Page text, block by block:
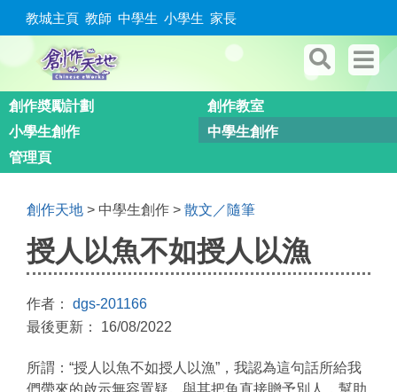
教城主頁 教師 中學生 小學生 家長
創作奬勵計劃
創作教室
小學生創作
中學生創作
管理頁
創作天地 > 中學生創作 > 散文／隨筆
授人以魚不如授人以漁
作者： dgs-201166
最後更新： 16/08/2022
所謂：“授人以魚不如授人以漁”，我認為這句話所給我
們帶來的啟示無容置疑。與其把魚直接贈予別人，幫助